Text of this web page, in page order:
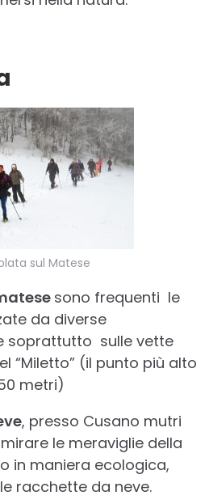
sul Matese
sono frequenti le
da diverse
soprattutto sulle vette
“Miletto” (il punto più alto
metri)
, presso Cusano mutri
le meraviglie della
in maniera ecologica,
racchette da neve.